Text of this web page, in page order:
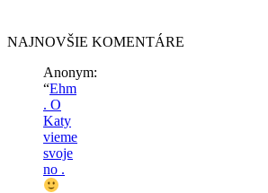
NAJNOVŠIE KOMENTÁRE
Anonym:
“Ehm
. O
Katy
vieme
svoje
no .